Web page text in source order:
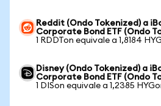
Reddit (Ondo Tokenized) a
Corporate Bond ETF (Ondo
1 RDDTon equivale a 1,8184
Disney (Ondo Tokenized) a
Corporate Bond ETF (Ondo
1 DISon equivale a 1,2385